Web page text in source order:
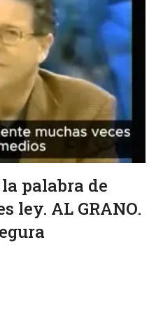
palabra de
ley. AL GRANO.